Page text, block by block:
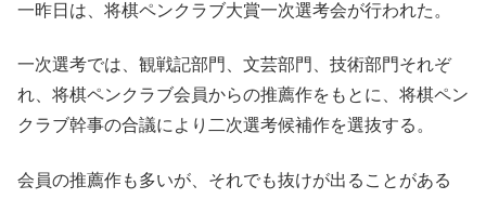
一昨日は、将棋ペンクラブ大賞一次選考会が行われた。
一次選考では、観戦記部門、文芸部門、技術部門それぞ
れ、将棋ペンクラブ会員からの推薦作をもとに、将棋ペン
クラブ幹事の合議により二次選考候補作を選抜する。
会員の推薦作も多いが、それでも抜けが出ることがある